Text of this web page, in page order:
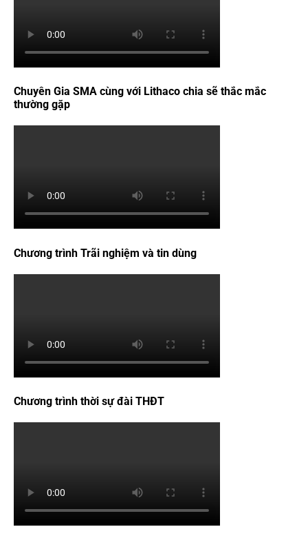
Chuyên Gia SMA cùng với Lithaco chia sẽ thắc mắc
thường gặp
Chương trình Trãi nghiệm và tin dùng
Chương trình thời sự đài THĐT